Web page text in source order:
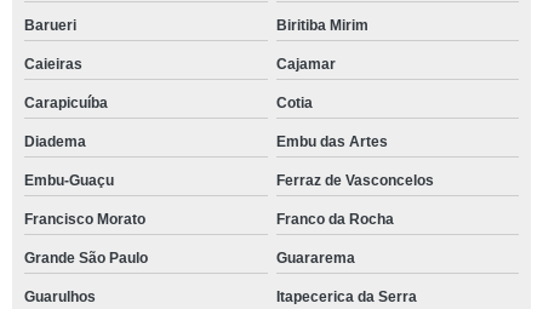
Barueri Biritiba Mirim
Caieiras Cajamar
Carapicuíba Cotia
Diadema Embu das Artes
Embu-Guaçu Ferraz de Vasconcelos
Francisco Morato Franco da Rocha
Grande São Paulo Guararema
Guarulhos Itapecerica da Serra